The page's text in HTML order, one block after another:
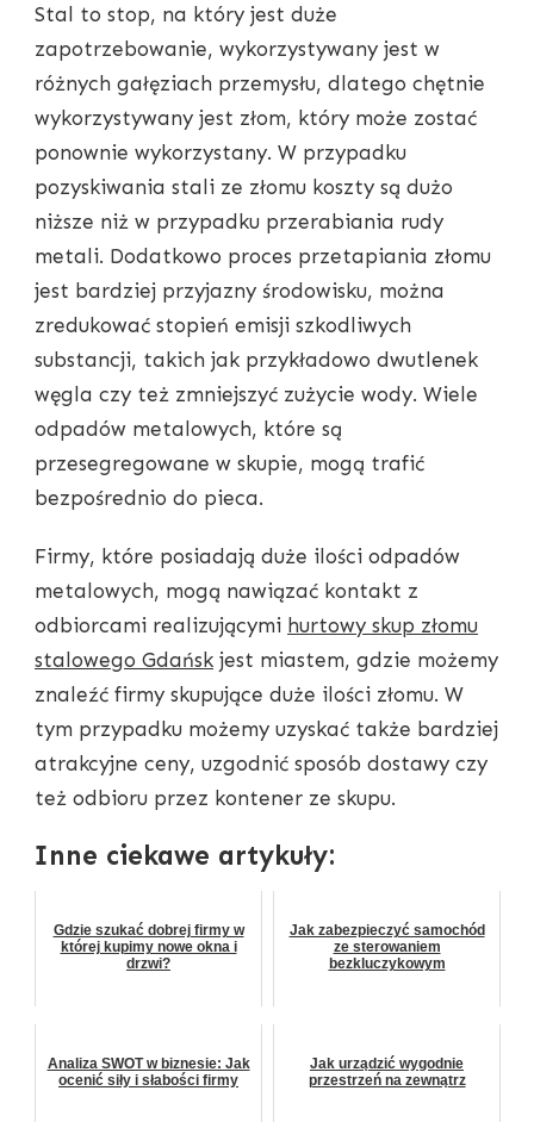
Stal to stop, na który jest duże
zapotrzebowanie, wykorzystywany jest w
różnych gałęziach przemysłu, dlatego chętnie
wykorzystywany jest złom, który może zostać
ponownie wykorzystany. W przypadku
pozyskiwania stali ze złomu koszty są dużo
niższe niż w przypadku przerabiania rudy
metali. Dodatkowo proces przetapiania złomu
jest bardziej przyjazny środowisku, można
zredukować stopień emisji szkodliwych
substancji, takich jak przykładowo dwutlenek
węgla czy też zmniejszyć zużycie wody. Wiele
odpadów metalowych, które są
przesegregowane w skupie, mogą trafić
bezpośrednio do pieca.
Firmy, które posiadają duże ilości odpadów
metalowych, mogą nawiązać kontakt z
odbiorcami realizującymi hurtowy skup złomu
stalowego Gdańsk jest miastem, gdzie możemy
znaleźć firmy skupujące duże ilości złomu. W
tym przypadku możemy uzyskać także bardziej
atrakcyjne ceny, uzgodnić sposób dostawy czy
też odbioru przez kontener ze skupu.
Inne ciekawe artykuły:
Gdzie szukać dobrej firmy w
której kupimy nowe okna i
drzwi?
Jak zabezpieczyć samochód
ze sterowaniem
bezkluczykowym
Analiza SWOT w biznesie: Jak
ocenić siły i słabości firmy
Jak urządzić wygodnie
przestrzeń na zewnątrz